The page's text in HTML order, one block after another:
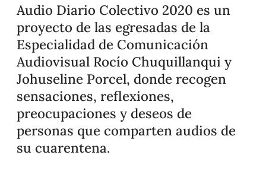
Audio Diario Colectivo 2020 es un
proyecto de las egresadas de la
Especialidad de Comunicación
Audiovisual Rocío Chuquillanqui y
Johuseline Porcel, donde recogen
sensaciones, reflexiones,
preocupaciones y deseos de
personas que comparten audios de
su cuarentena.